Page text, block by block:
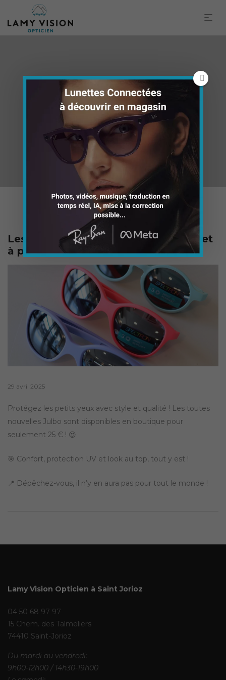
Les nouvelles Julbo Enfant sont là… et
à prix canon ! ✨🕶️
Posted
29 avril 2025
Protégez les petits yeux avec style et qualité ! Les toutes
nouvelles Julbo sont disponibles en boutique pour
seulement 25 € ! 😍
🎯 Confort, protection UV et look au top, tout y est !
📍 Dépêchez-vous, il n’y en aura pas pour tout le monde !
Lamy Vision Opticien à Saint Jorioz
04 50 68 97 97
15 Chem. des Talmeliers
74410 Saint-Jorioz
Du mardi au vendredi:
9h00-12h00 / 14h30-19h00